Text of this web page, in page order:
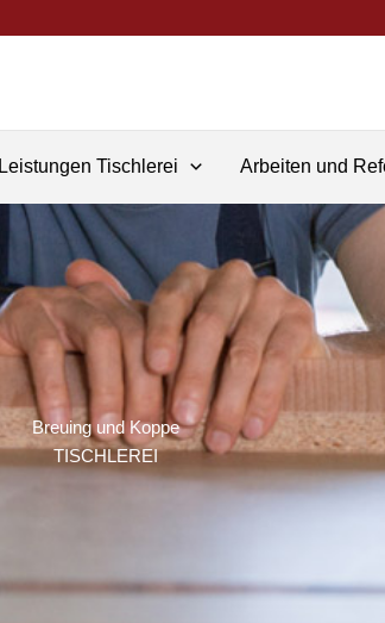
Leistungen Tischlerei Arbeiten und
Breuing und Koppe
TISCHLEREI